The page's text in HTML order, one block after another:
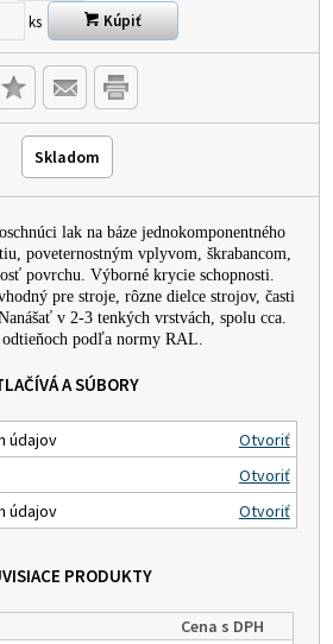
ks Kúpiť
Skladom
lak na báze jednokomponentného
poveternostným vplyvom, škrabancom,
povrchu. Výborné krycie schopnosti.
pre stroje, rôzne dielce strojov, časti
v 2-3 tenkých vrstvách, spolu cca.
podľa normy RAL.
A SÚBORY
údajov
Otvoriť
Otvoriť
údajov
Otvoriť
PRODUKTY
Cena s DPH